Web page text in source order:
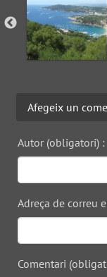
Afegeix un
Autor (obligatori) :
Adreça de correu
Comentari